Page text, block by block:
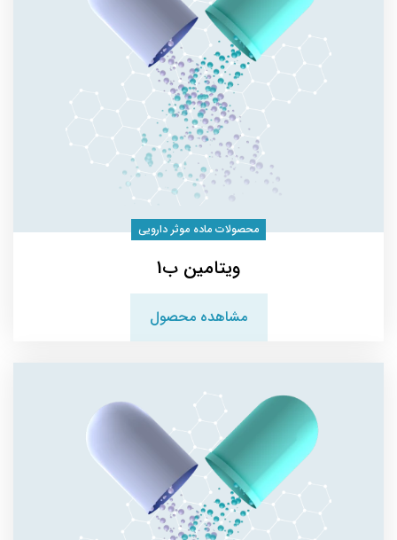
محصولات ماده موثر دارویی
ویتامین ب1
مشاهده محصول